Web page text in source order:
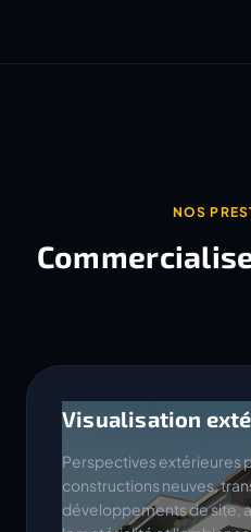
NOS
Visualisation
Perspectives extérieures
constructions neuves,
développements de site,